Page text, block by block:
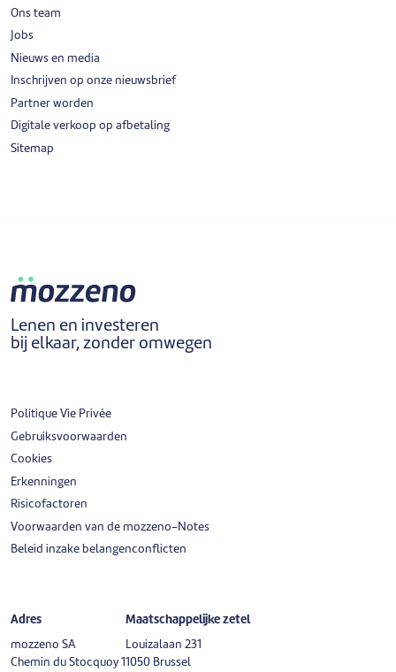
Ons team
Jobs
Nieuws en media
Inschrijven op onze nieuwsbrief
Partner worden
Digitale verkoop op afbetaling
Sitemap
Lenen en investeren
bij elkaar, zonder omwegen
Politique Vie Privée
Gebruiksvoorwaarden
Cookies
Erkenningen
Risicofactoren
Voorwaarden van de mozzeno-Notes
Beleid inzake belangenconflicten
Adres
mozzeno SA
Chemin du Stocquoy 1
Maatschappelijke zetel
Louizalaan 231
1050 Brussel